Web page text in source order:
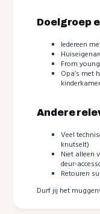
Doelgroep
Iedereen
From
Opa’s met
Andere
Veel
knutselt)
Niet alleen
deur-
Retouren
Durf jij het